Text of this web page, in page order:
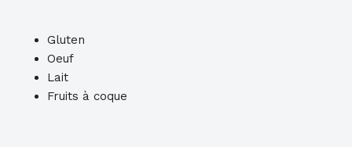
Gluten
Oeuf
Lait
Fruits à coque